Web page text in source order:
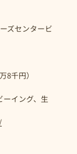
ズセンタービ
8千円）
イング、生